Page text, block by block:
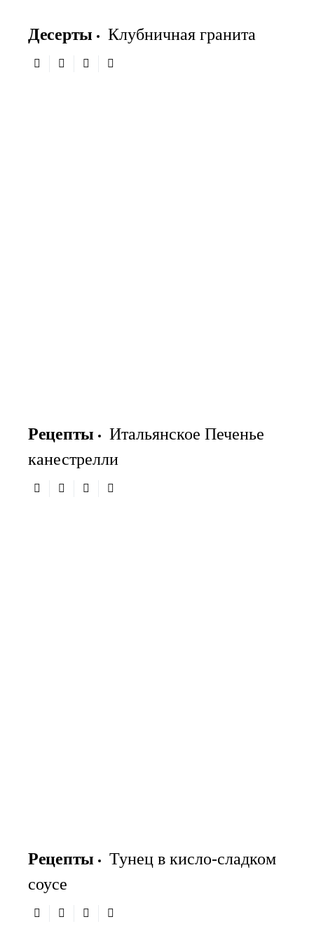
Десерты Клубничная гранита
Рецепты
Итальянское Печенье
канестрелли
Рецепты
Тунец в кисло-сладком
соусе